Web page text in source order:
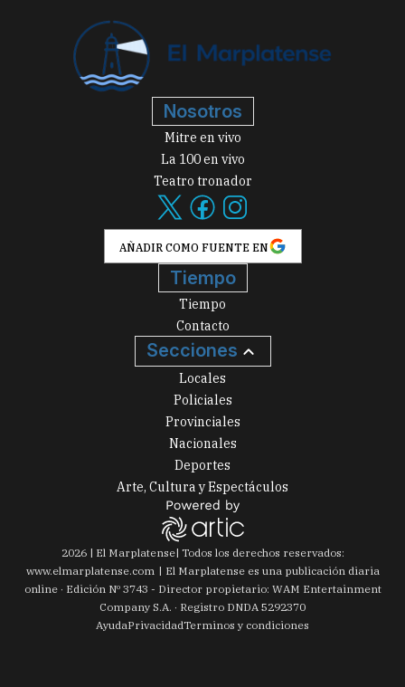
Nosotros
Mitre en vivo
La 100 en vivo
Teatro tronador
AÑADIR COMO FUENTE EN
Tiempo
Tiempo
Contacto
Secciones
Locales
Policiales
Provinciales
Nacionales
Deportes
Arte, Cultura y Espectáculos
2026| El Marplatense| Todos los derechos reservados:
www.elmarplatense.com
El Marplatense es una publicación diaria
online · Edición Nº 3743 - Director propietario: WAM Entertainment
Company S.A. · Registro DNDA 5292370
AyudaPrivacidadTerminos y condiciones